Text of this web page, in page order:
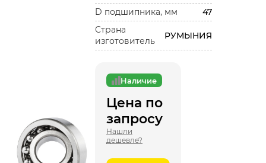
D подшипника, мм
47
Страна
изготовитель
РУМЫНИЯ
Наличие
Цена по
запросу
Нашли
дешевле?